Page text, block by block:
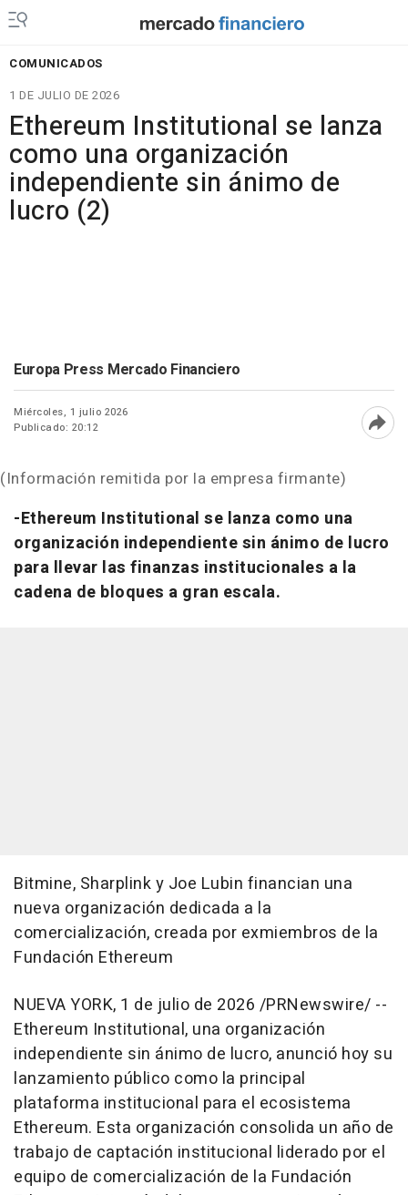
COMUNICADOS
1 DE JULIO DE 2026
Ethereum Institutional se lanza
como una organización
independiente sin ánimo de
lucro (2)
Europa Press Mercado Financiero
Miércoles, 1 julio 2026
Publicado: 20:12
(Información remitida por la empresa firmante)
-Ethereum Institutional se lanza como una
organización independiente sin ánimo de lucro
para llevar las finanzas institucionales a la
cadena de bloques a gran escala.
Bitmine, Sharplink y Joe Lubin financian una
nueva organización dedicada a la
comercialización, creada por exmiembros de la
Fundación Ethereum
NUEVA YORK, 1 de julio de 2026 /PRNewswire/ --
Ethereum Institutional, una organización
independiente sin ánimo de lucro, anunció hoy su
lanzamiento público como la principal
plataforma institucional para el ecosistema
Ethereum. Esta organización consolida un año de
trabajo de captación institucional liderado por el
equipo de comercialización de la Fundación